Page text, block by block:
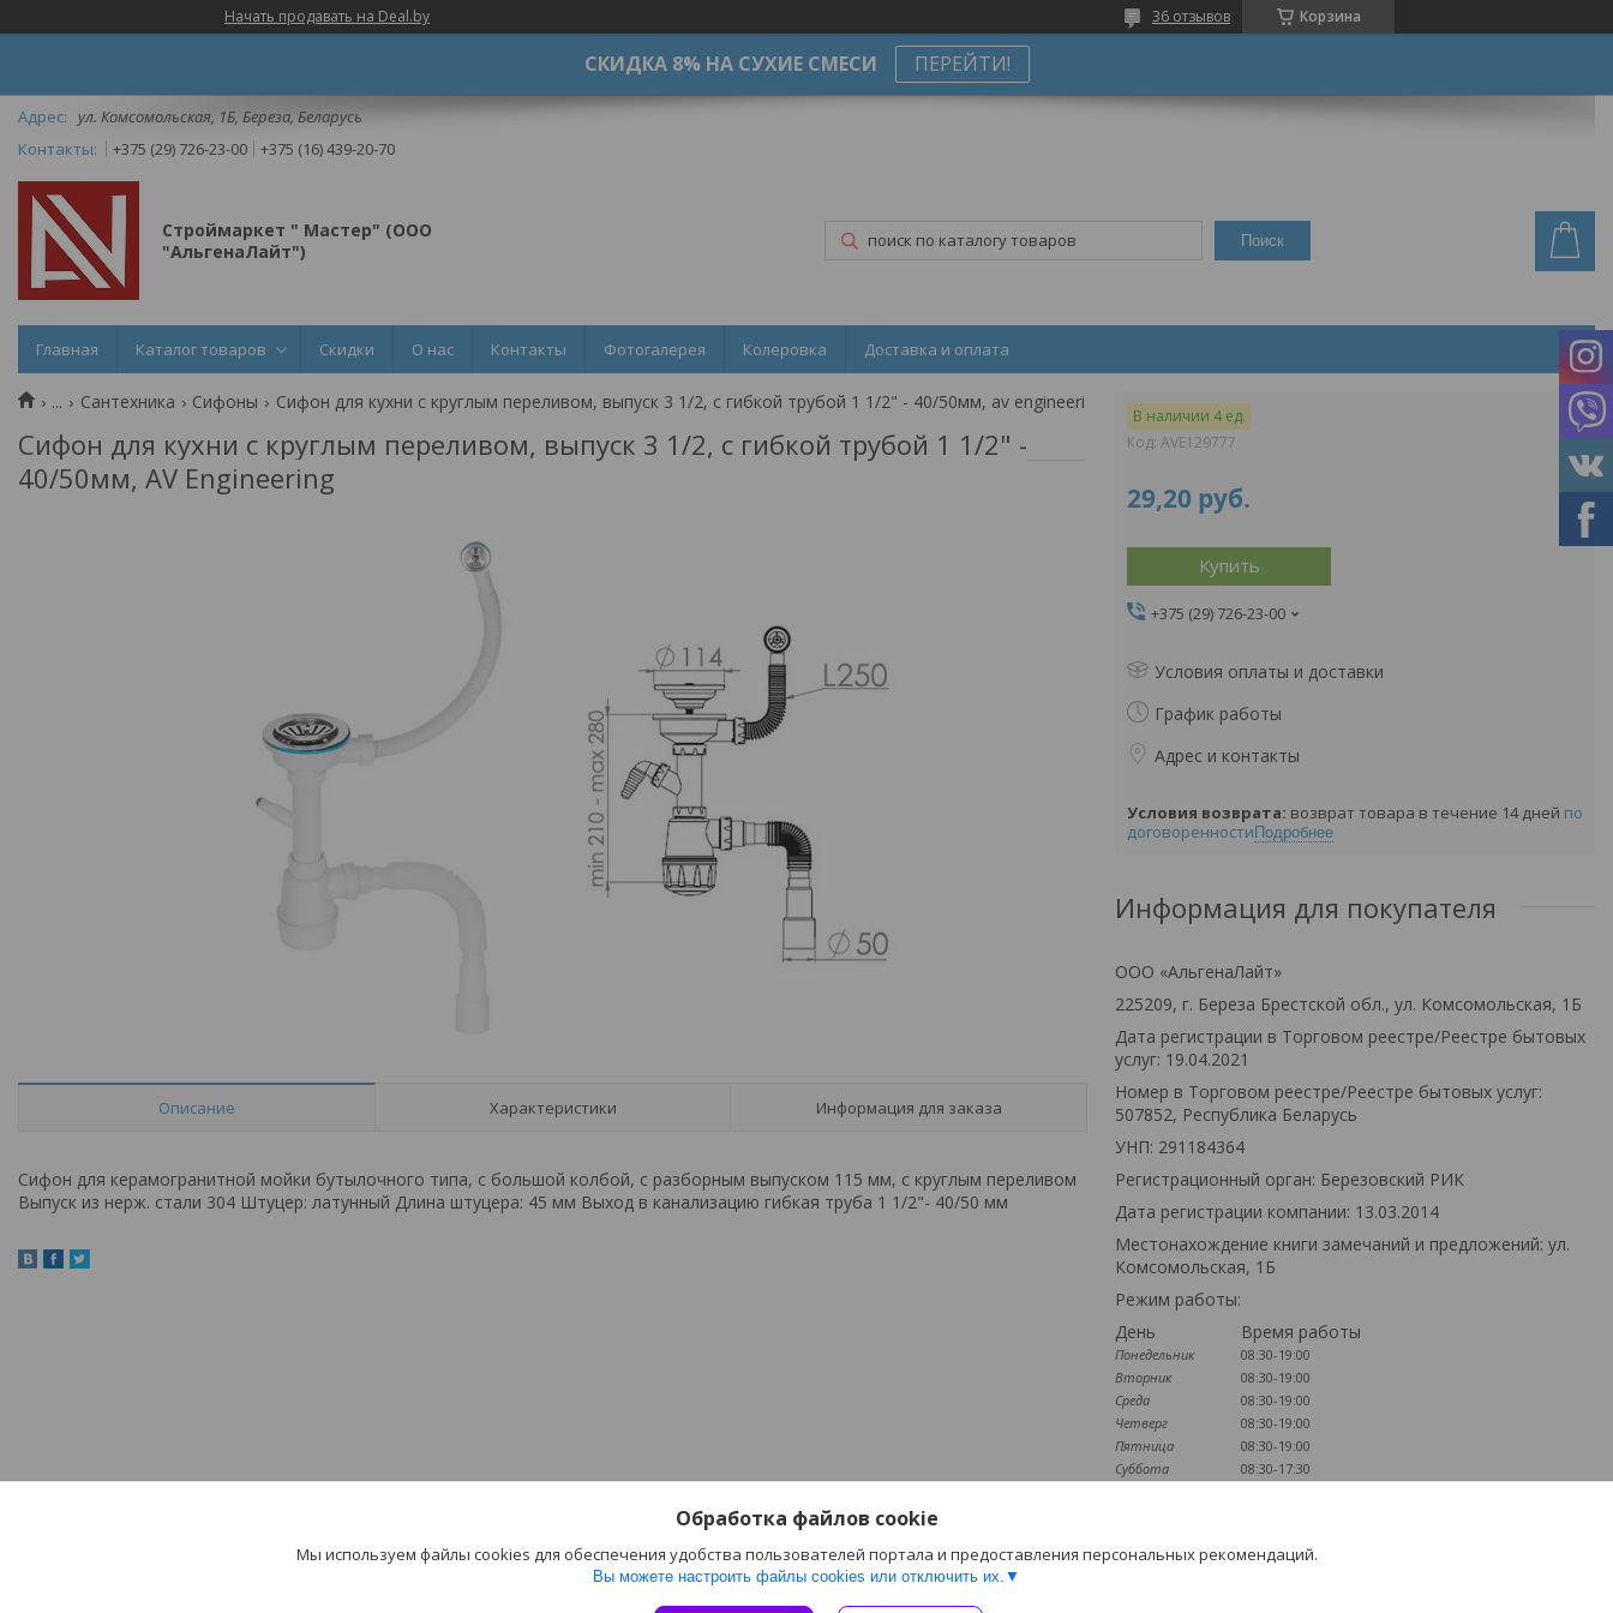
Начать продавать на Deal.by Корзина
36 отзывов
СКИДКА 8% НА СУХИЕ СМЕСИ ПЕРЕЙТИ!
ул. Комсомольская, 1Б, Береза, Беларусь
+375 (29) 726-23-00
+375 (16) 439-20-70
Строймаркет " Мастер" (ООО
"АльгенаЛайт")
Поиск
Главная Каталог товаров Скидки О нас Контакты Фотогалерея Колеровка Доставка и оплата
... Сантехника Сифоны Сифон для кухни с круглым переливом, выпуск 3 1/2, с гибкой трубой 1 1/2" - 40/50мм, av engineering
Сифон для кухни с круглым переливом, выпуск 3 1/2, с гибкой трубой 1 1/2" -
40/50мм, AV Engineering
Описание Характеристики Информация для заказа
Сифон для керамогранитной мойки бутылочного типа, с большой колбой, с разборным выпуском 115 мм, с круглым переливом
Выпуск из нерж. стали 304 Штуцер: латунный Длина штуцера: 45 мм Выход в канализацию гибкая труба 1 1/2"- 40/50 мм
В наличии 4 ед.
Код: AVE129777
29,20 руб.
Купить
+375 (29) 726-23-00
Условия оплаты и доставки
График работы
Адрес и контакты
возврат товара в течение 14 дней по
договоренности Подробнее
Информация для покупателя
ООО «АльгенаЛайт»
225209, г. Береза Брестской обл., ул. Комсомольская, 1Б
Дата регистрации в Торговом реестре/Реестре бытовых
услуг: 19.04.2021
Номер в Торговом реестре/Реестре бытовых услуг:
507852, Республика Беларусь
УНП: 291184364
Регистрационный орган: Березовский РИК
Дата регистрации компании: 13.03.2014
Местонахождение книги замечаний и предложений: ул.
Комсомольская, 1Б
Режим работы:
День
Время работы
Понедельник
08:30-19:00
Вторник
08:30-19:00
Среда
08:30-19:00
Четверг
08:30-19:00
Пятница
08:30-19:00
Суббота
08:30-17:30
Наличие документов
Обработка файлов cookie
Мы используем файлы cookies для обеспечения удобства пользователей портала и предоставления персональных рекомендаций.
Вы можете настроить файлы cookies или отключить их.